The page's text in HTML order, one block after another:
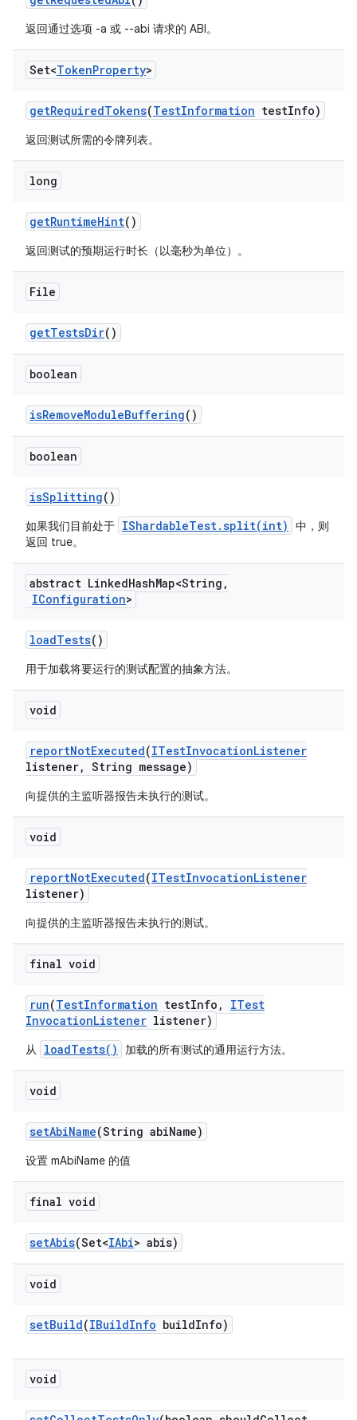
返回通过选项 -a 或 --abi 请求的 ABI。
Set<TokenProperty>
getRequiredTokens(TestInformation testInfo)
返回测试所需的令牌列表。
long
getRuntimeHint()
返回测试的预期运行时长（以毫秒为单位）。
File
getTestsDir()
boolean
isRemoveModuleBuffering()
boolean
isSplitting()
如果我们目前处于 IShardableTest.split(int)
中，则
返回 true。
abstract LinkedHashMap<String ,
IConfiguration>
loadTests()
用于加载将要运行的测试配置的抽象方法。
void
reportNotExecuted(ITestInvocationListener
listener, String message)
向提供的主监听器报告未执行的测试。
void
reportNotExecuted(ITestInvocationListener
listener)
向提供的主监听器报告未执行的测试。
final void
run(TestInformation testInfo ,
ITest
InvocationListener listener)
从 loadTests() 加载的所有测试的通用运行方法。
void
setAbiName(String abiName)
设置 mAbiName 的值
final void
setAbis(Set<IAbi> abis)
void
setBuild(IBuildInfo buildInfo)
void